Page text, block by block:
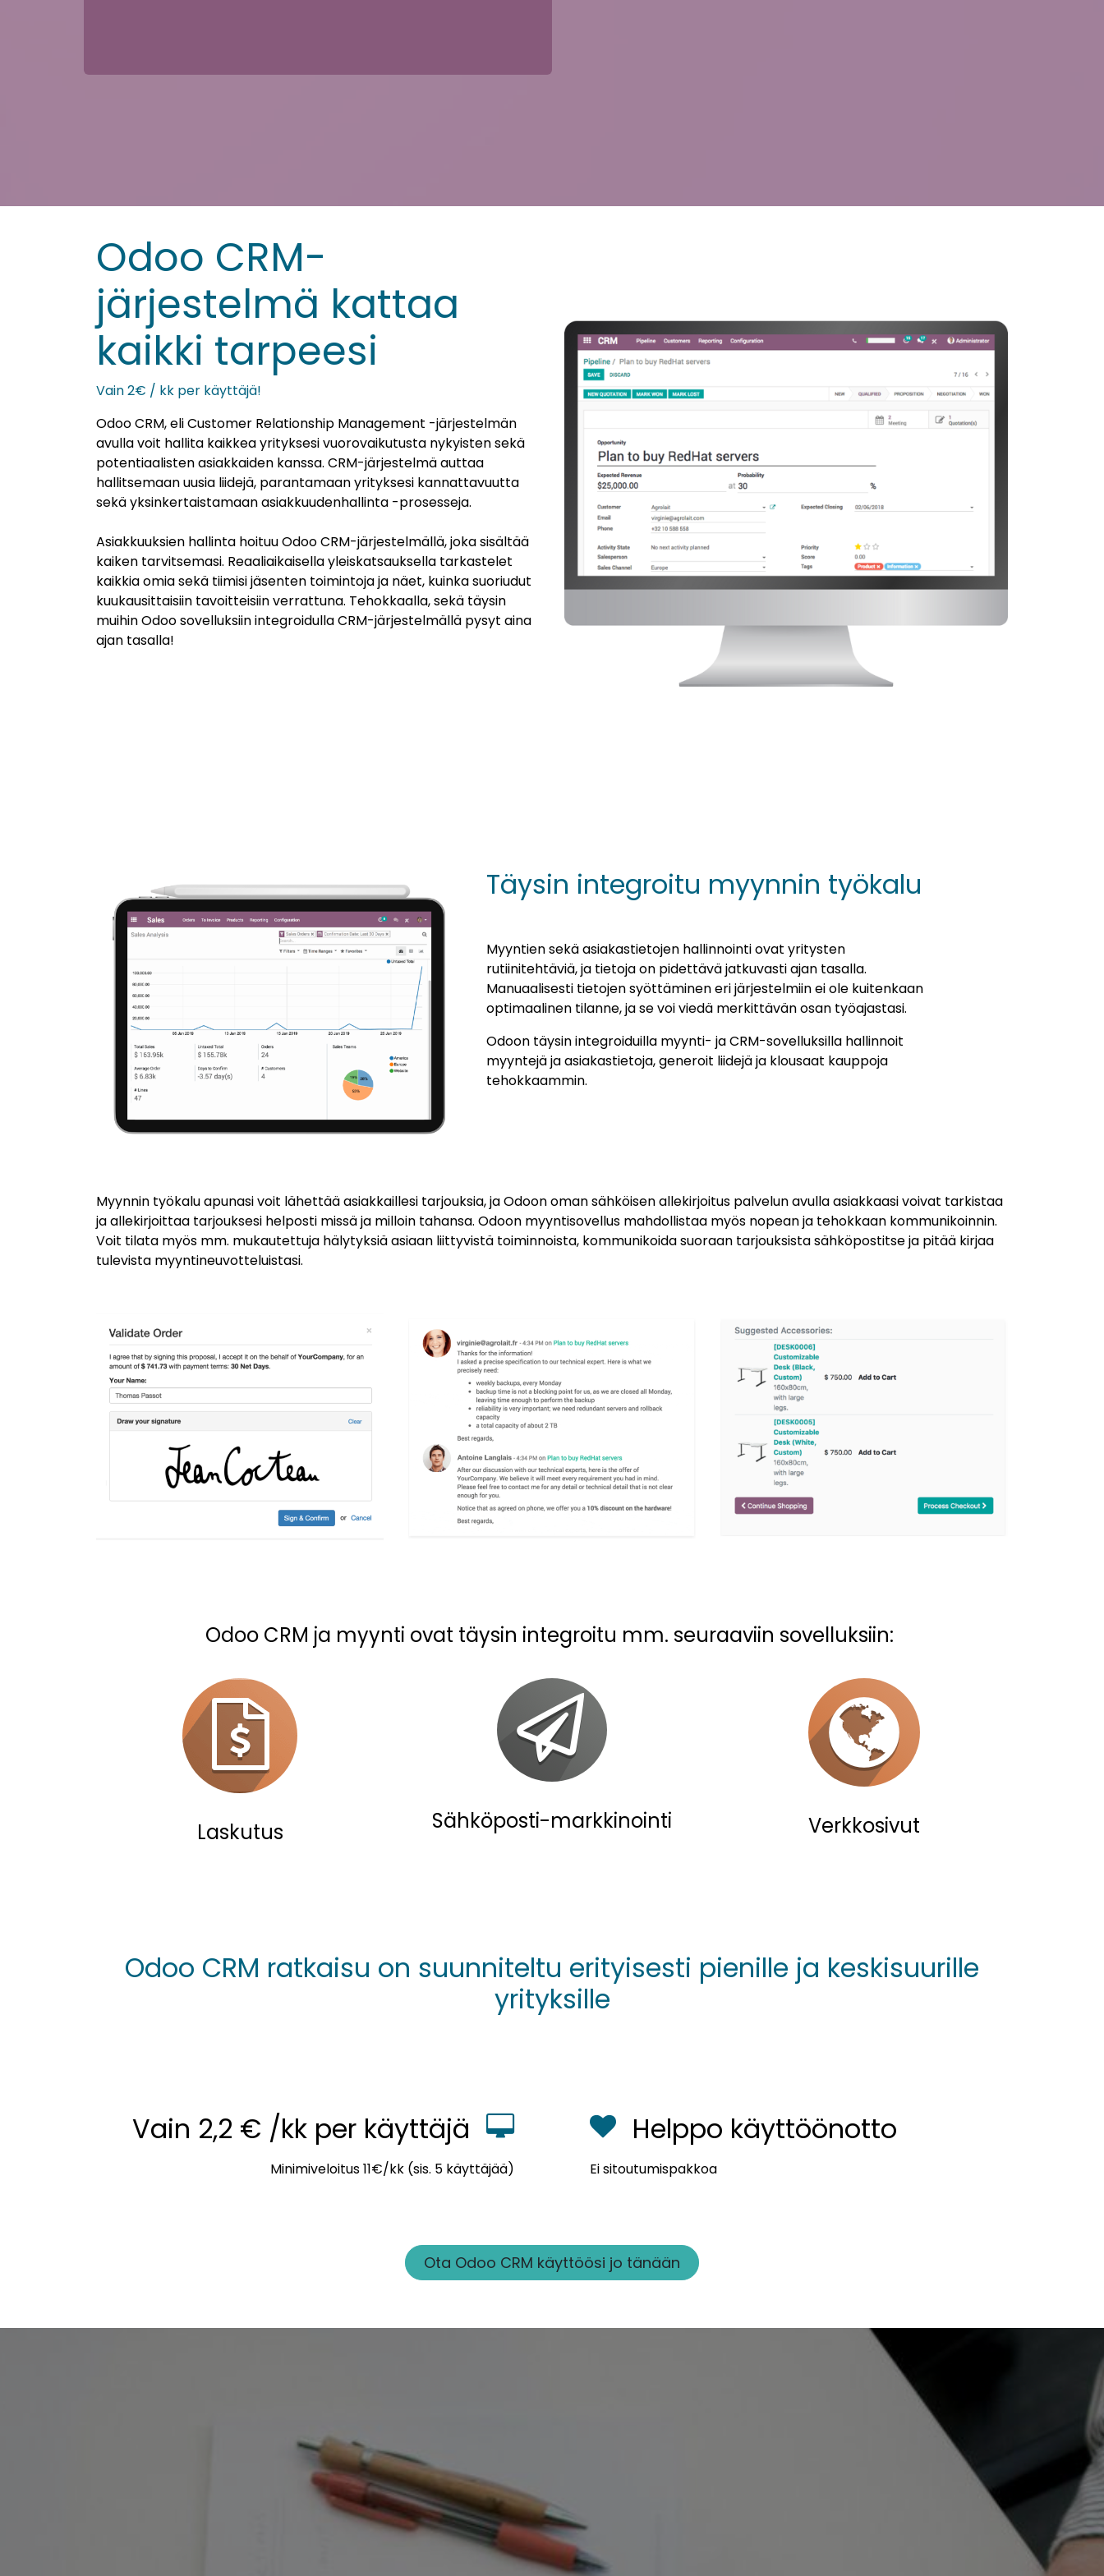
Odoo CRM-
järjestelmä kattaa
kaikki tarpeesi
​Vain 2€ / kk per käyttäjä!
Odoo CRM, eli Customer Relationship Management -järjestelmän
avulla voit hallita kaikkea yrityksesi vuorovaikutusta nykyisten sekä
potentiaalisten asiakkaiden kanssa. CRM-järjestelmä auttaa
hallitsemaan uusia liidejä, parantamaan yrityksesi kannattavuutta
sekä yksinkertaistamaan asiakkuudenhallinta -prosesseja.
Asiakkuuksien hallinta hoituu Odoo CRM-järjestelmällä, joka sisältää
kaiken tarvitsemasi. Reaaliaikaisella yleiskatsauksella tarkastelet
kaikkia omia sekä tiimisi jäsenten toimintoja ja näet, kuinka suoriudut
kuukausittaisiin tavoitteisiin verrattuna. Tehokkaalla, sekä täysin
muihin Odoo sovelluksiin integroidulla CRM-järjestelmällä pysyt aina
ajan tasalla!
Täysin integroitu myynnin työkalu
Myyntien sekä asiakastietojen hallinnointi ovat yritysten
rutiinitehtäviä, ja tietoja on pidettävä jatkuvasti ajan tasalla.
Manuaalisesti tietojen syöttäminen eri järjestelmiin ei ole kuitenkaan
optimaalinen tilanne, ja se voi viedä merkittävän osan työajastasi.
Odoon täysin integroiduilla myynti- ja CRM-sovelluksilla hallinnoit
myyntejä ja asiakastietoja, generoit liidejä ja klousaat kauppoja
tehokkaammin.
Myynnin työkalu apunasi voit lähettää asiakkaillesi tarjouksia, ja Odoon oman sähköisen allekirjoitus palvelun avulla asiakkaasi voivat tarkistaa
ja allekirjoittaa tarjouksesi helposti missä ja milloin tahansa. Odoon myyntisovellus mahdollistaa myös nopean ja tehokkaan kommunikoinnin.
Voit tilata myös mm. mukautettuja hälytyksiä asiaan liittyvistä toiminnoista, kommunikoida suoraan tarjouksista sähköpostitse ja pitää kirjaa
tulevista myyntineuvotteluistasi.
Odoo CRM ja myynti ovat täysin integroitu mm. seuraaviin sovelluksiin:
Laskutus Sähköposti-markkinointi Verkkosivut
Odoo CRM ratkaisu on suunniteltu erityisesti pienille ja keskisuurille
yrityksille
Vain 2,2 € /kk per käyttäjä
Minimiveloitus 11€/kk (sis. 5 käyttäjää)
Helppo käyttöönotto
Ei sitoutumispakkoa
Ota Odoo CRM käyttöösi jo tänään